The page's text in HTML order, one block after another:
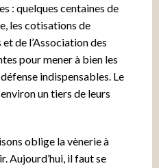
: quelques centaines de
les cotisations de
de l’Association des
pour mener à bien les
indispensables. Le
un tiers de leurs
oblige la vènerie à
Aujourd’hui, il faut se